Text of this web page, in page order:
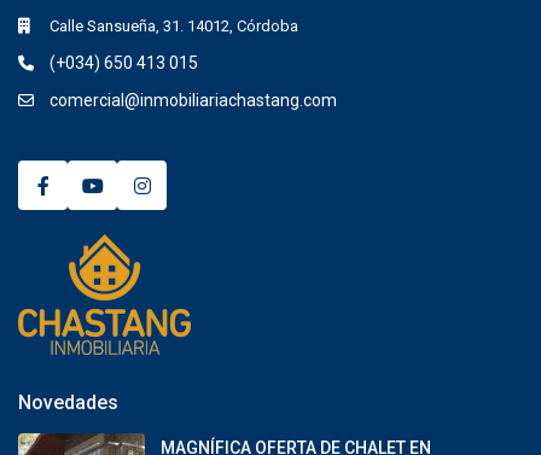
Calle Sansueña, 31. 14012, Córdoba
(+034) 650 413 015
comercial@inmobiliariachastang.com
Novedades
MAGNÍFICA OFERTA DE CHALET EN